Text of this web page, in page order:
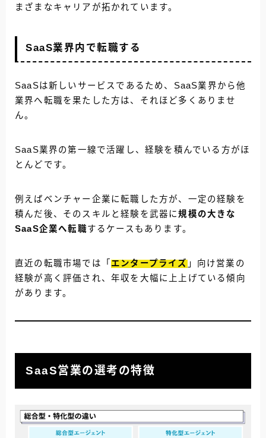
まざまなキャリアが拓かれています。
SaaS業界内で転職する
SaaSは新しいサービスであるため、SaaS業界から他
業界へ転職を果たした方は、それほど多くありませ
ん。
SaaS業界の第一線で活躍し、経験を積んでいる方がほ
とんどです。
例えばベンチャー企業に転職した方が、一定の経験を
積んだ後、そのスキルと経験を武器に規模の大きな
SaaS企業へ転職するケースもあります。
直近の転職市場では「 エンタープライズ 」向け営業の
経験が高く評価され、年収を大幅に上上げている傾向
があります。
SaaS営業の選考の特徴